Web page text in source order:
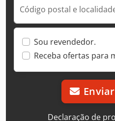
Código postal e
Sou revendedor.
Receba ofertas para
Declaração de